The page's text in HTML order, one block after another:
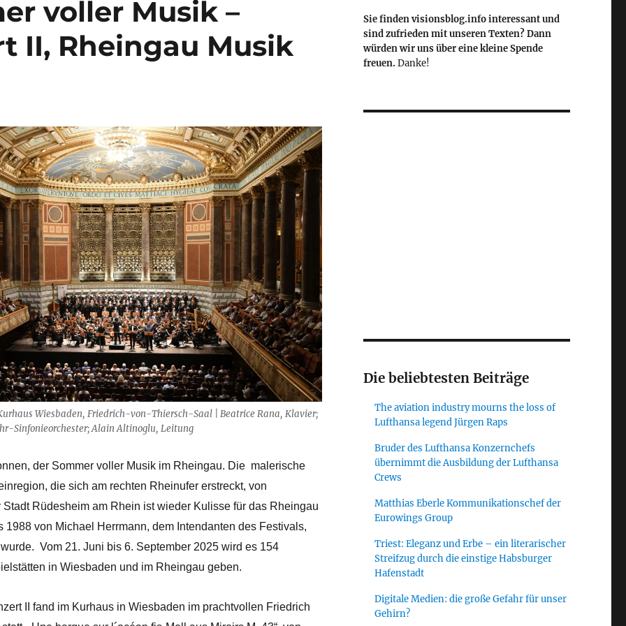
voller Musik –
II, Rheingau Musik
Wiesbaden, Friedrich-von-Thiersch-Saal | Beatrice Rana, Klavier;
Sinfonieorchester; Alain Altinoglu, Leitung
der Sommer voller Musik im Rheingau. Die malerische
die sich am rechten Rheinufer erstreckt, von
Rüdesheim am Rhein ist wieder Kulisse für das Rheingau
1988 von Michael Herrmann, dem Intendanten des Festivals,
Vom 21. Juni bis 6. September 2025 wird es 154
in Wiesbaden und im Rheingau geben.
II fand im Kurhaus in Wiesbaden im prachtvollen Friedrich
Sie finden visionsblog.info interessant und
sind zufrieden mit unseren Texten? Dann
würden wir uns über eine kleine Spende
freuen. Danke!
Die beliebtesten Beiträge
The aviation industry mourns the loss of
Lufthansa legend Jürgen Raps
Bruder des Lufthansa Konzernchefs
übernimmt die Ausbildung der Lufthansa
Crews
Matthias Eberle Kommunikationschef der
Eurowings Group
Triest: Eleganz und Erbe – ein literarischer
Streifzug durch die einstige Habsburger
Hafenstadt
Digitale Medien: die große Gefahr für unser
Gehirn?